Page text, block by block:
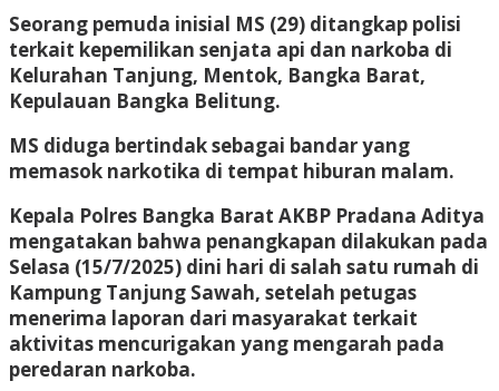
Seorang pemuda inisial MS (29) ditangkap polisi
terkait kepemilikan senjata api dan narkoba di
Kelurahan Tanjung, Mentok, Bangka Barat,
Kepulauan Bangka Belitung.
MS diduga bertindak sebagai bandar yang
memasok narkotika di tempat hiburan malam.
Kepala Polres Bangka Barat AKBP Pradana Aditya
mengatakan bahwa penangkapan dilakukan pada
Selasa (15/7/2025) dini hari di salah satu rumah di
Kampung Tanjung Sawah, setelah petugas
menerima laporan dari masyarakat terkait
aktivitas mencurigakan yang mengarah pada
peredaran narkoba.